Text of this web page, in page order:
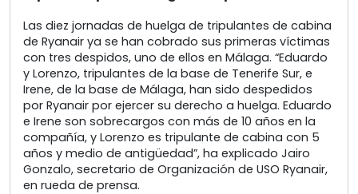
Las diez jornadas de huelga de tripulantes de cabina
de Ryanair ya se han cobrado sus primeras víctimas
con tres despidos, uno de ellos en Málaga. “Eduardo
y Lorenzo, tripulantes de la base de Tenerife Sur, e
Irene, de la base de Málaga, han sido despedidos
por Ryanair por ejercer su derecho a huelga. Eduardo
e Irene son sobrecargos con más de 10 años en la
compañía, y Lorenzo es tripulante de cabina con 5
años y medio de antigüedad”, ha explicado Jairo
Gonzalo, secretario de Organización de USO Ryanair,
en rueda de prensa.